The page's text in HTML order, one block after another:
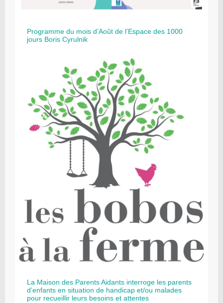
Programme du mois d’Août de l’Espace des 1000
jours Boris Cyrulnik
La Maison des Parents Aidants interroge les parents
d’enfants en situation de handicap et/ou malades
pour recueillir leurs besoins et attentes